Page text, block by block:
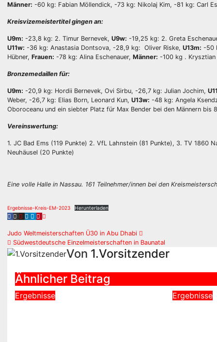
Männer: -60 kg: Fabian Möllendick, -73 kg: Nikolaj Kim, -81 kg: Carl
Kreisvizemeistertitel gingen an:
U9m: -23,8 kg: 2. Timur Bernevek, U9w: -19,25 kg: 2. Greta
U11w: -36 kg: Anastasia Dontsova, -28,9 kg: Oliver Riske, U13m: -50
Hübner, Frauen: -78 kg: Alina Eschenauer, Männer: -100 kg . Krysztian
Bronzemedaillen für:
U9m: -20,9 kg: Hordii Bernevek, Ovi Sirbu, -26,7 kg: Julian Jochim,
Weber, -26,7 kg: Elias Born, Leonard Kun, U13w: -48 kg: Angela
Oboroceanu und ein siebter Platz für Max Bender bei den Männern bis
Vereinswertung:
1. JC Bad Ems (119 Punkte) 2. VfL Lahnstein (81 Punkte), 3. TV 1860
Neuhäusel (20 Punkte)
Eine volle Halle in Nassau. 161 Teilnehmer/innen bei den
Ergebnisse-Kreis-EM-2023 Herunterladen
Beitragsnavigation
Judo Weltmeisterschaften Ü30 in Abu Dhabi
Südwestdeutsche Einzelmeisterschaften in Baunatal
Von 1.Vorsitzender
Ähnlicher Beitrag
Ergebnisse Ergebnisse